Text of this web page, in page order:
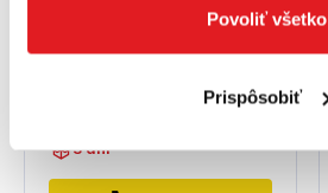
Povoliť všetko
Prispôsobiť
3 dni